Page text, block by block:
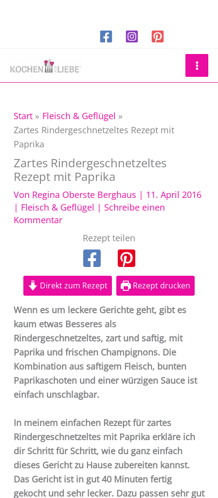
Start
Fleisch & Geflügel
Zartes Rindergeschnetzeltes Rezept mit
Paprika
Zartes Rindergeschnetzeltes
Rezept mit Paprika
Von Regina Oberste Berghaus | 11. April 2016
| Fleisch & Geflügel | Schreibe einen
Kommentar
Rezept teilen
Direkt zum Rezept Rezept drucken
Wenn es um leckere Gerichte geht, gibt es
kaum etwas Besseres als
Rindergeschnetzeltes, zart und saftig, mit
Paprika und frischen Champignons. Die
Kombination aus saftigem Fleisch, bunten
Paprikaschoten und einer würzigen Sauce ist
einfach unschlagbar.
In meinem einfachen Rezept für zartes
Rindergeschnetzeltes mit Paprika erkläre ich
dir Schritt für Schritt, wie du ganz einfach
dieses Gericht zu Hause zubereiten kannst.
Das Gericht ist in gut 40 Minuten fertig
gekocht und sehr lecker. Dazu passen sehr gut